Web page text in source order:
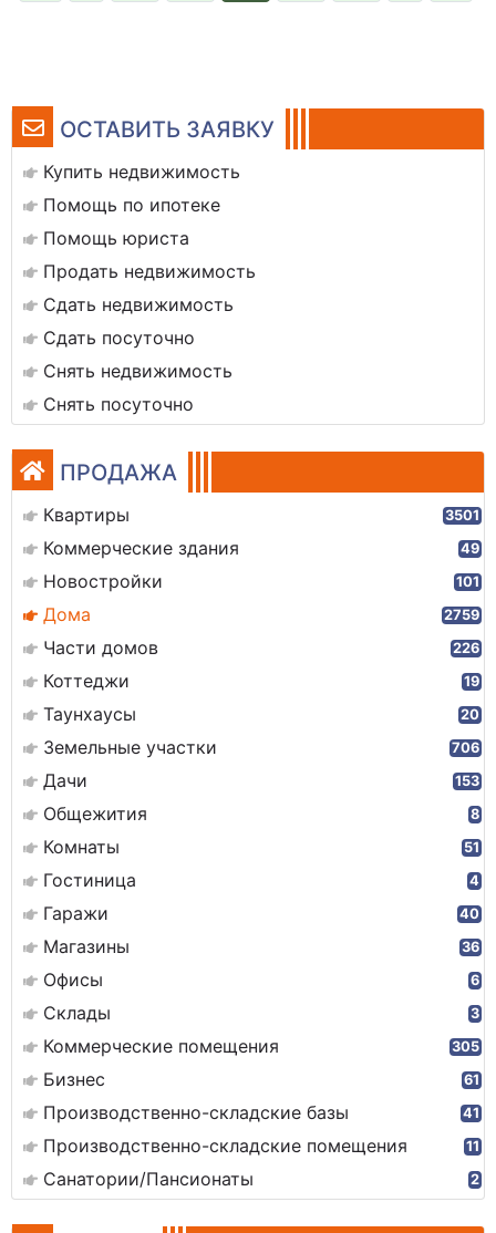
ОСТАВИТЬ ЗАЯВКУ
Купить недвижимость
Помощь по ипотеке
Помощь юриста
Продать недвижимость
Сдать недвижимость
Сдать посуточно
Снять недвижимость
Снять посуточно
ПРОДАЖА
Квартиры 3501
Коммерческие здания 49
Новостройки 101
Дома 2759
Части домов 226
Коттеджи 19
Таунхаусы 20
Земельные участки 706
Дачи 153
Общежития 8
Комнаты 51
Гостиница 4
Гаражи 40
Магазины 36
Офисы 6
Склады 3
Коммерческие помещения 305
Бизнес 61
Производственно-складские базы 41
Производственно-складские помещения 11
Санатории/Пансионаты 2